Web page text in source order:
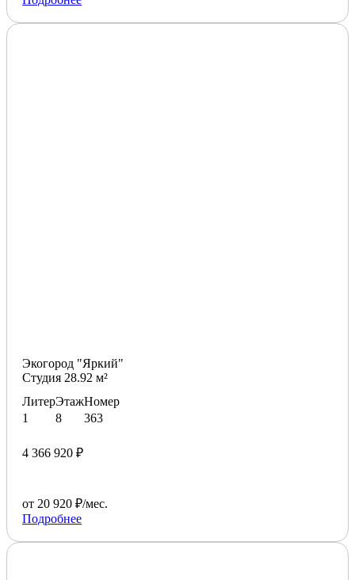
Экогород "Яркий"
Студия 28.92 м²
Литер
1
Этаж
8
Номер
363
4 366 920 ₽
от 20 920 ₽/мес.
Подробнее